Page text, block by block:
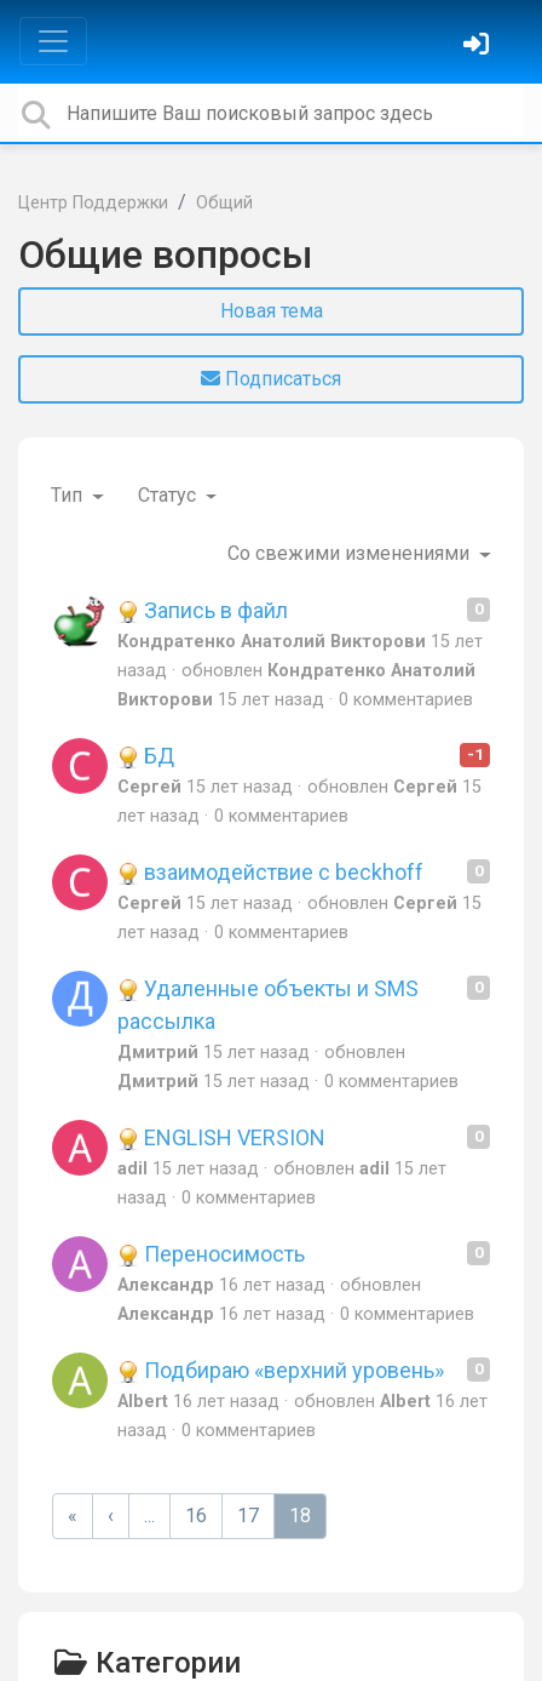
Центр Поддержки Общий
Общие вопросы
Новая тема
Подписаться
Тип Статус
Со свежими изменениями
0
Запись в файл
Кондратенко Анатолий Викторови 15 лет
назад
обновлен Кондратенко Анатолий
Викторови 15 лет назад 0 комментариев
-1
БД
Сергей 15 лет назад обновлен Сергей 15
лет назад
0 комментариев
0
взаимодействие с beckhoff
Сергей 15 лет назад обновлен Сергей 15
лет назад
0 комментариев
0
Удаленные объекты и SMS
рассылка
Дмитрий 15 лет назад
обновлен
Дмитрий 15 лет назад 0 комментариев
0
ENGLISH VERSION
adil 15 лет назад обновлен adil 15 лет
назад
0 комментариев
0
Переносимость
Александр 16 лет назад
обновлен
Александр 16 лет назад 0 комментариев
0
Подбираю «верхний уровень»
Albert 16 лет назад обновлен Albert 16 лет
назад
0 комментариев
« ‹ ... 16 17 18
Категории